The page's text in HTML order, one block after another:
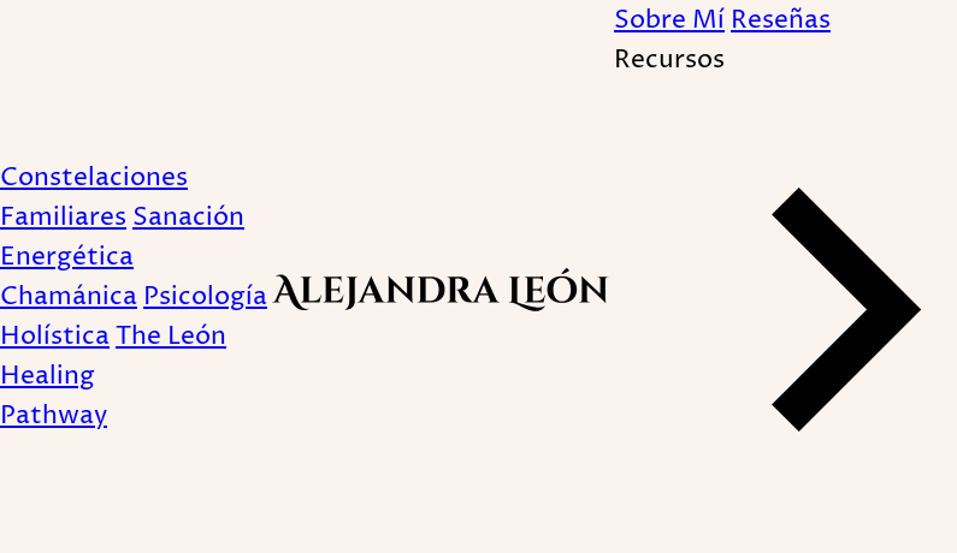
Constelaciones
Familiares Sanación
Energética
Chamánica Psicología
HolísticaThe León
Healing
Pathway
Sobre Mí Reseñas
Recursos